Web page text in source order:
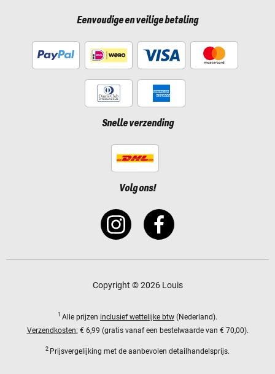
Eenvoudige en veilige betaling
Snelle verzending
Volg ons!
Copyright © 2026 Louis
1 Alle prijzen inclusief wettelijke btw (Nederland).
Verzendkosten: € 6,99 (gratis vanaf een bestelwaarde van € 70,00).
2 Prijsvergelijking met de aanbevolen detailhandelsprijs.